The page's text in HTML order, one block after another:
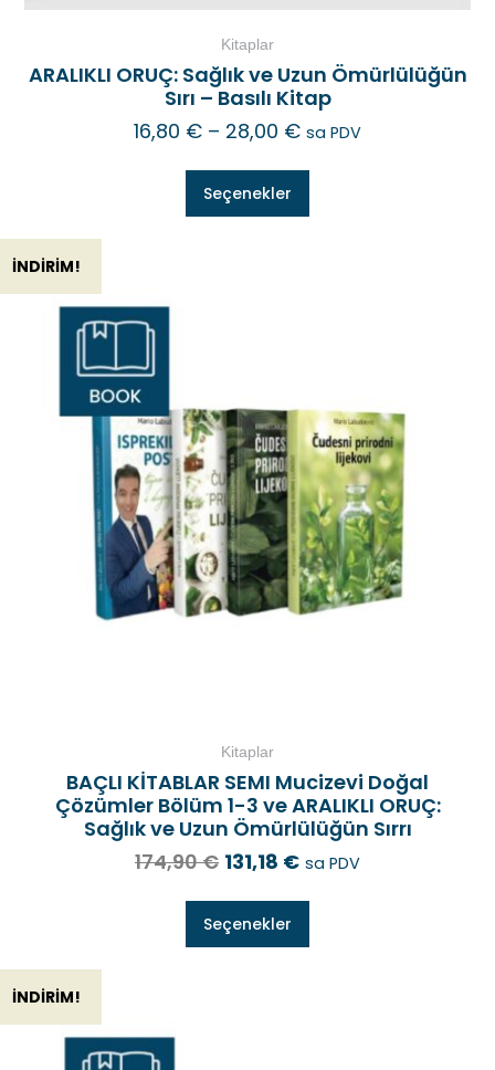
Kitaplar
ARALIKLI ORUÇ: Sağlık ve Uzun Ömürlülüğün
Sırı – Basılı Kitap
16,80 € – 28,00 € sa PDV
Seçenekler
İNDIRIM!
Kitaplar
BAÇLI KİTABLAR SEMI Mucizevi Doğal
Çözümler Bölüm 1-3 ve ARALIKLI ORUÇ:
Sağlık ve Uzun Ömürlülüğün Sırrı
174,90€ 131,18 € sa PDV
Seçenekler
İNDIRIM!